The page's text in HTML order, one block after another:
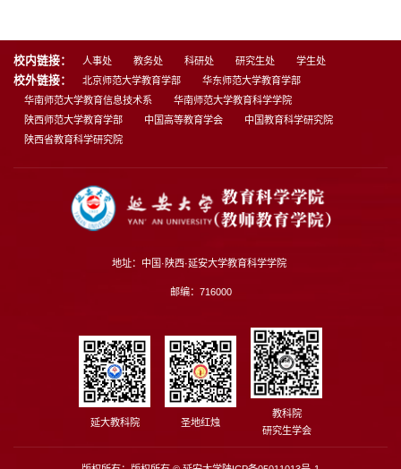
校内链接： 人事处 教务处 科研处 研究生处 学生处
校外链接： 北京师范大学教育学部
华东师范大学教育学部
华南师范大学教育信息技术系
华南师范大学教育科学学院
陕西师范大学教育学部
中国高等教育学会
中国教育科学研究院
陕西省教育科学研究院
地址：中国·陕西·延安大学教育科学学院
邮编：716000
延大教科院 圣地红烛
教科院
研究生学会